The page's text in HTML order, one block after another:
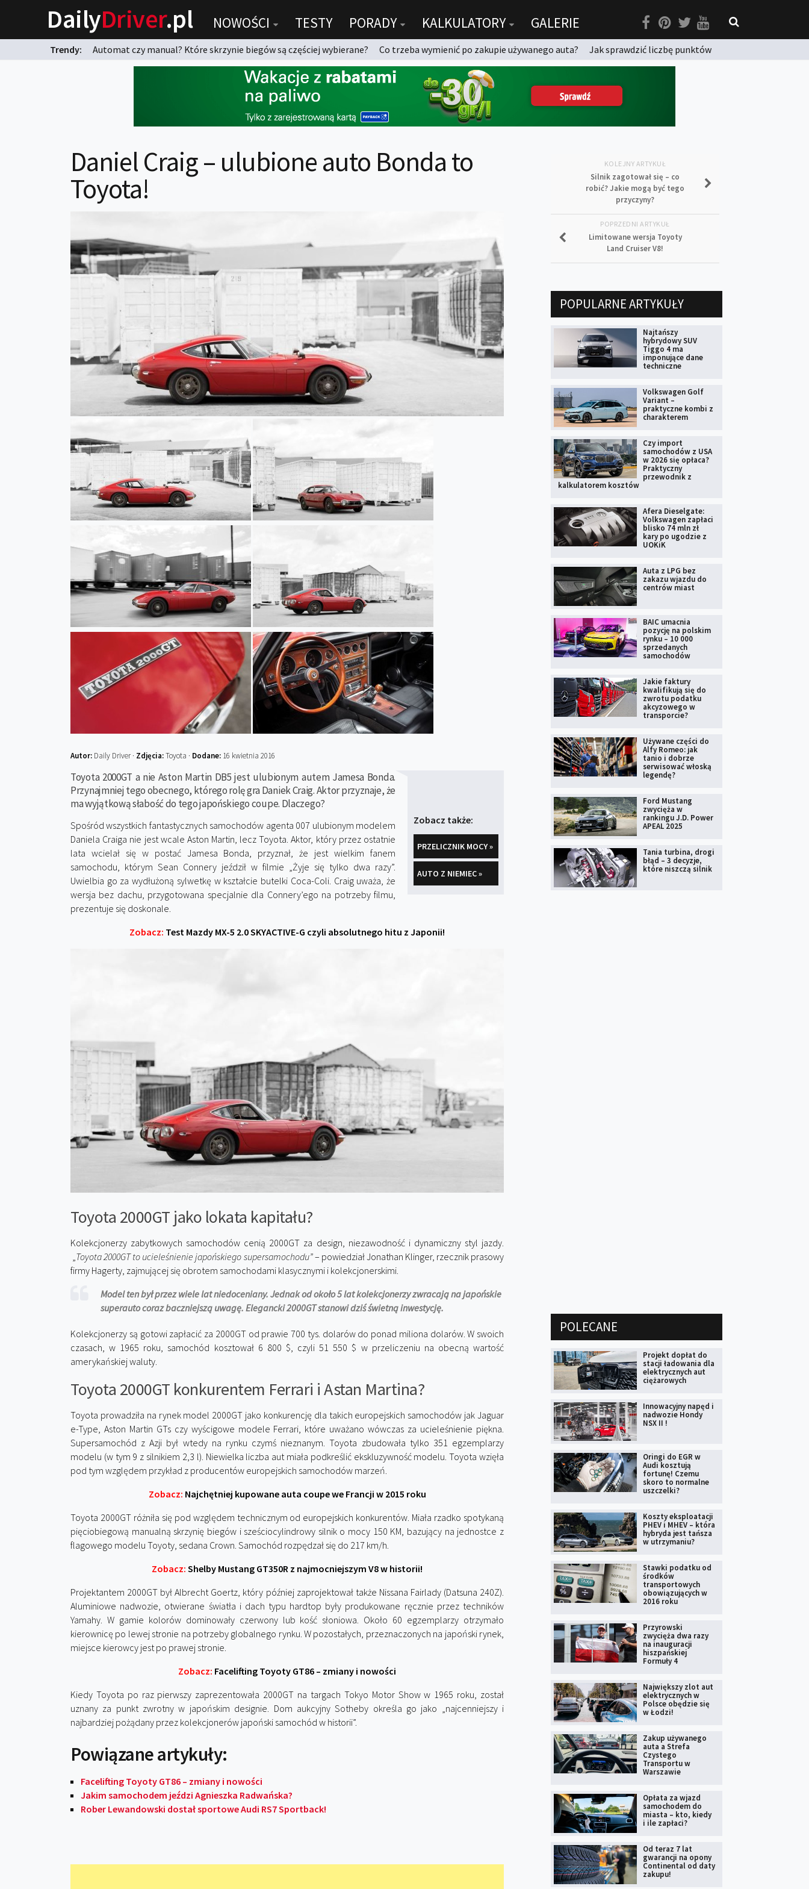
DailyDriver.pl NOWOŚCI TESTY PORADY KALKULATORY GALERIE
Trendy: Automat czy manual? Które skrzynie biegów są częściej wybierane? Co trzeba wymienić po zakupie używanego auta?
Jak sprawdzić liczbę punktów
Daniel Craig – ulubione auto Bonda to
Toyota!
Autor: Daily Driver · Zdjęcia:Toyota · Dodane: 16 kwietnia 2016
Zobacz także:
PRZELICZNIK MOCY »
AUTO Z NIEMIEC »
Toyota 2000GT a nie Aston Martin DB5 jest ulubionym autem Jamesa Bonda.
Przynajmniej tego obecnego, którego rolę gra Daniek Craig. Aktor przyznaje, że
ma wyjątkową słabość do tego japońskiego coupe. Dlaczego?
Spośród wszystkich fantastycznych samochodów agenta 007 ulubionym modelem
Daniela Craiga nie jest wcale Aston Martin, lecz Toyota. Aktor, który przez ostatnie
lata wcielał się w postać Jamesa Bonda, przyznał, że jest wielkim fanem
samochodu, którym Sean Connery jeździł w filmie „Żyje się tylko dwa razy”.
Uwielbia go za wydłużoną sylwetkę w kształcie butelki Coca-Coli. Craig uważa, że
wersja bez dachu, przygotowana specjalnie dla Connery’ego na potrzeby filmu,
prezentuje się doskonale.
Zobacz: Test Mazdy MX-5 2.0 SKYACTIVE-G czyli absolutnego hitu z Japonii!
Toyota 2000GT jako lokata kapitału?
Kolekcjonerzy zabytkowych samochodów cenią 2000GT za design, niezawodność i dynamiczny styl jazdy.
„Toyota 2000GT to ucieleśnienie japońskiego supersamochodu”– powiedział Jonathan Klinger, rzecznik prasowy
firmy Hagerty, zajmującej się obrotem samochodami klasycznymi i kolekcjonerskimi.
Model ten był przez wiele lat niedoceniany. Jednak od około 5 lat kolekcjonerzy zwracają na japońskie
superauto coraz baczniejszą uwagę. Elegancki 2000GT stanowi dziś świetną inwestycję.
Kolekcjonerzy są gotowi zapłacić za 2000GT od prawie 700 tys. dolarów do ponad miliona dolarów. W swoich
czasach, w 1965 roku, samochód kosztował 6 800 $, czyli 51 550 $ w przeliczeniu na obecną wartość
amerykańskiej waluty.
Toyota 2000GT konkurentem Ferrari i Astan Martina?
Toyota prowadziła na rynek model 2000GT jako konkurencję dla takich europejskich samochodów jak Jaguar
e-Type, Aston Martin GTs czy wyścigowe modele Ferrari, które uważano wówczas za ucieleśnienie piękna.
Supersamochód z Azji był wtedy na rynku czymś nieznanym. Toyota zbudowała tylko 351 egzemplarzy
modelu (w tym 9 z silnikiem 2,3 l). Niewielka liczba aut miała podkreślić ekskluzywność modelu. Toyota wzięła
pod tym względem przykład z producentów europejskich samochodów marzeń.
Zobacz: Najchętniej kupowane auta coupe we Francji w 2015 roku
Toyota 2000GT różniła się pod względem technicznym od europejskich konkurentów. Miała rzadko spotykaną
pięciobiegową manualną skrzynię biegów i sześciocylindrowy silnik o mocy 150 KM, bazujący na jednostce z
flagowego modelu Toyoty, sedana Crown. Samochód rozpędzał się do 217 km/h.
Zobacz: Shelby Mustang GT350R z najmocniejszym V8 w historii!
Projektantem 2000GT był Albrecht Goertz, który później zaprojektował także Nissana Fairlady (Datsuna 240Z).
Aluminiowe nadwozie, otwierane światła i dach typu hardtop były produkowane ręcznie przez techników
Yamahy. W gamie kolorów dominowały czerwony lub kość słoniowa. Około 60 egzemplarzy otrzymało
kierownicę po lewej stronie na potrzeby globalnego rynku. W pozostałych, przeznaczonych na japoński rynek,
miejsce kierowcy jest po prawej stronie.
Zobacz: Facelifting Toyoty GT86 – zmiany i nowości
Kiedy Toyota po raz pierwszy zaprezentowała 2000GT na targach Tokyo Motor Show w 1965 roku, został
uznany za punkt zwrotny w japońskim designie. Dom aukcyjny Sotheby określa go jako „najcenniejszy i
najbardziej pożądany przez kolekcjonerów japoński samochód w historii”.
Powiązane artykuły:
Facelifting Toyoty GT86 – zmiany i nowości
Jakim samochodem jeździ Agnieszka Radwańska?
Rober Lewandowski dostał sportowe Audi RS7 Sportback!
KOLEJNY ARTYKUŁ
Silnik zagotował się – co
robić? Jakie mogą być tego
przyczyny?
POPRZEDNI ARTYKUŁ
Limitowane wersja Toyoty
Land Cruiser V8!
POPULARNE ARTYKUŁY
Najtańszy
hybrydowy SUV
Tiggo 4 ma
imponujące dane
techniczne
Volkswagen Golf
Variant –
praktyczne kombi z
charakterem
Czy import
samochodów z USA
w 2026 się opłaca?
Praktyczny
przewodnik z
kalkulatorem kosztów
Afera Dieselgate:
Volkswagen zapłaci
blisko 74 mln zł
kary po ugodzie z
UOKiK
Auta z LPG bez
zakazu wjazdu do
centrów miast
BAIC umacnia
pozycję na polskim
rynku – 10 000
sprzedanych
samochodów
Jakie faktury
kwalifikują się do
zwrotu podatku
akcyzowego w
transporcie?
Używane części do
Alfy Romeo: jak
tanio i dobrze
serwisować włoską
legendę?
Ford Mustang
zwycięża w
rankingu J.D. Power
APEAL 2025
Tania turbina, drogi
błąd – 3 decyzje,
które niszczą silnik
POLECANE
Projekt dopłat do
stacji ładowania dla
elektrycznych aut
ciężarowych
Innowacyjny napęd i
nadwozie Hondy
NSX II !
Oringi do EGR w
Audi kosztują
fortunę! Czemu
skoro to normalne
uszczelki?
Koszty eksploatacji
PHEV i MHEV – która
hybryda jest tańsza
w utrzymaniu?
Stawki podatku od
środków
transportowych
obowiązujących w
2016 roku
Przyrowski
zwycięża dwa razy
na inauguracji
hiszpańskiej
Formuły 4
Największy zlot aut
elektrycznych w
Polsce obędzie się
w Łodzi!
Zakup używanego
auta a Strefa
Czystego
Transportu w
Warszawie
Opłata za wjazd
samochodem do
miasta – kto, kiedy
i ile zapłaci?
Od teraz 7 lat
gwarancji na opony
Continental od daty
zakupu!